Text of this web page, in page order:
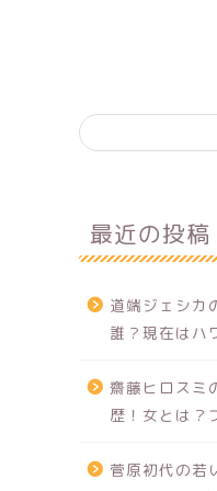
最近の投稿
道端ジェシカ
誰？現在はハ
齋藤ヒロスミ
歴！女とは？
菅原初代の若